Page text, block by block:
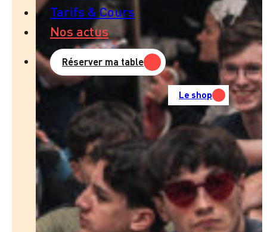
Tarifs & Cours
Nos actus
Réserver ma table
Le shop